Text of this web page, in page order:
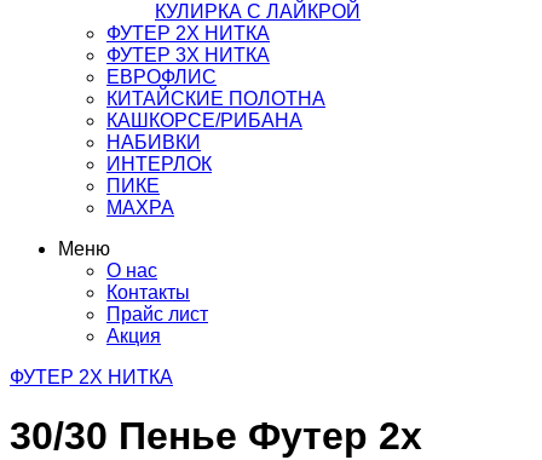
КУЛИРКА С ЛАЙКРОЙ
ФУТЕР 2Х НИТКА
ФУТЕР 3Х НИТКА
ЕВРОФЛИС
КИТАЙСКИЕ ПОЛОТНА
КАШКОРСЕ/РИБАНА
НАБИВКИ
ИНТЕРЛОК
ПИКЕ
МАХРА
Меню
О нас
Контакты
Прайс лист
Акция
ФУТЕР 2Х НИТКА
30/30 Пенье Футер 2х